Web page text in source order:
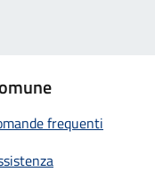
frequenti